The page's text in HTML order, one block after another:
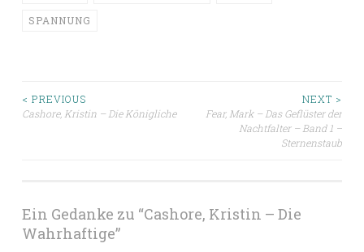
SPANNUNG
Beitragsnavigation
< PREVIOUS
Cashore, Kristin – Die Königliche
NEXT >
Fear, Mark – Das Geflüster der
Nachtfalter – Band 1 –
Sternenstaub
Ein Gedanke zu “Cashore, Kristin – Die
Wahrhaftige”